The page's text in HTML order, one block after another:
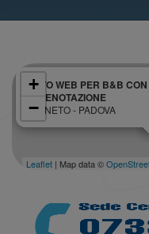
SITO WEB PER B&B
PRENOTAZIONE
VENETO - PADOVA
+
−
Leaflet | Map data ©